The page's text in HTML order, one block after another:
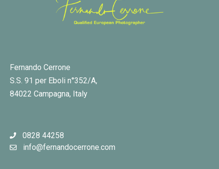
Fernando Cerrone
S.S. 91 per Eboli n°352/A,
84022 Campagna, Italy
0828 44258
info@fernandocerrone.com